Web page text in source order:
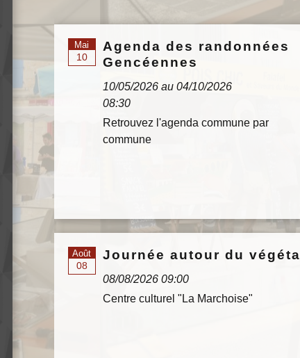
Mai
10
Agenda des randonnées
Gencéennes
10/05/2026 au 04/10/2026
08:30
Retrouvez l'agenda commune par
commune
Août
08
Journée autour du
08/08/2026 09:00
Centre culturel "La Marchoise"